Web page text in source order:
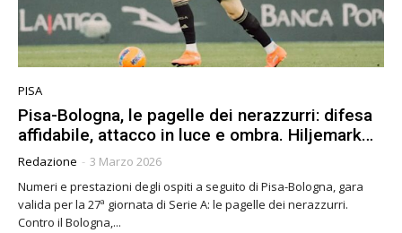
PISA
Pisa-Bologna, le pagelle dei nerazzurri: difesa
affidabile, attacco in luce e ombra. Hiljemark…
Redazione - 3 Marzo 2026
Numeri e prestazioni degli ospiti a seguito di Pisa-Bologna, gara
valida per la 27ª giornata di Serie A: le pagelle dei nerazzurri.
Contro il Bologna,...